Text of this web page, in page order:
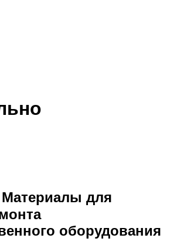
для
оборудования